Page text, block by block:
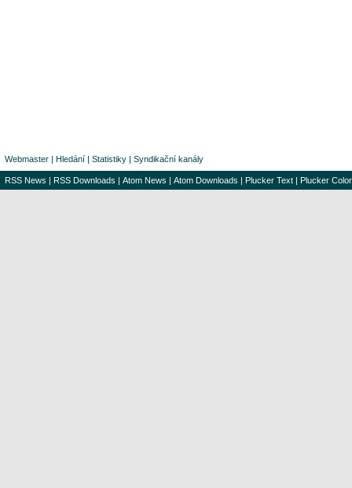
Webmaster | Hledání | Statistiky | Syndikační kanály
RSS News | RSS Downloads | Atom News | Atom Downloads | Plucker Text | Plucker Color